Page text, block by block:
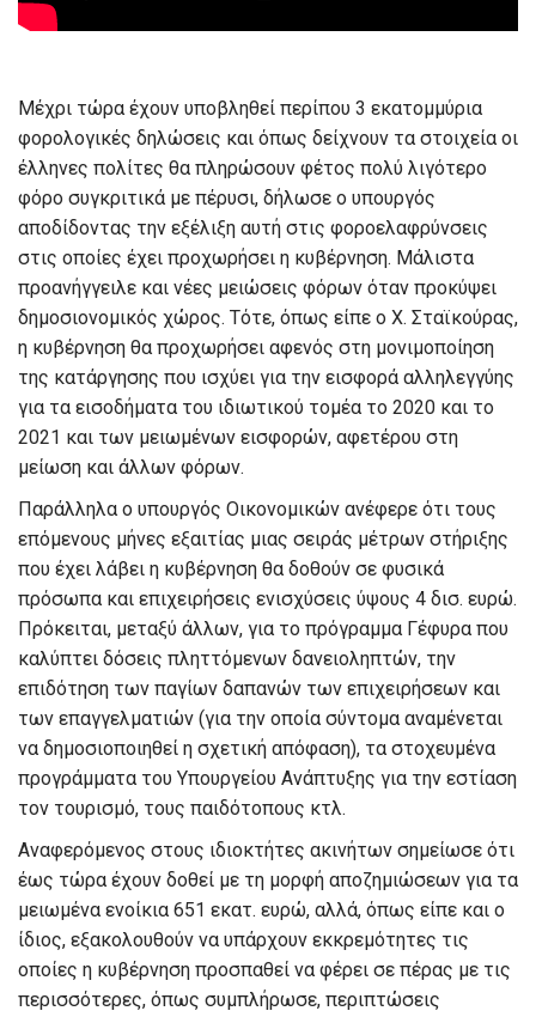
Μέχρι τώρα έχουν υποβληθεί περίπου 3 εκατομμύρια
φορολογικές δηλώσεις και όπως δείχνουν τα στοιχεία οι
έλληνες πολίτες θα πληρώσουν φέτος πολύ λιγότερο
φόρο συγκριτικά με πέρυσι, δήλωσε ο υπουργός
αποδίδοντας την εξέλιξη αυτή στις φοροελαφρύνσεις
στις οποίες έχει προχωρήσει η κυβέρνηση. Μάλιστα
προανήγγειλε και νέες μειώσεις φόρων όταν προκύψει
δημοσιονομικός χώρος. Τότε, όπως είπε ο Χ. Σταϊκούρας,
η κυβέρνηση θα προχωρήσει αφενός στη μονιμοποίηση
της κατάργησης που ισχύει για την εισφορά αλληλεγγύης
για τα εισοδήματα του ιδιωτικού τομέα το 2020 και το
2021 και των μειωμένων εισφορών, αφετέρου στη
μείωση και άλλων φόρων.
Παράλληλα ο υπουργός Οικονομικών ανέφερε ότι τους
επόμενους μήνες εξαιτίας μιας σειράς μέτρων στήριξης
που έχει λάβει η κυβέρνηση θα δοθούν σε φυσικά
πρόσωπα και επιχειρήσεις ενισχύσεις ύψους 4 δισ. ευρώ.
Πρόκειται, μεταξύ άλλων, για το πρόγραμμα Γέφυρα που
καλύπτει δόσεις πληττόμενων δανειοληπτών, την
επιδότηση των παγίων δαπανών των επιχειρήσεων και
των επαγγελματιών (για την οποία σύντομα αναμένεται
να δημοσιοποιηθεί η σχετική απόφαση), τα στοχευμένα
προγράμματα του Υπουργείου Ανάπτυξης για την εστίαση
τον τουρισμό, τους παιδότοπους κτλ.
Αναφερόμενος στους ιδιοκτήτες ακινήτων σημείωσε ότι
έως τώρα έχουν δοθεί με τη μορφή αποζημιώσεων για τα
μειωμένα ενοίκια 651 εκατ. ευρώ, αλλά, όπως είπε και ο
ίδιος, εξακολουθούν να υπάρχουν εκκρεμότητες τις
οποίες η κυβέρνηση προσπαθεί να φέρει σε πέρας με τις
περισσότερες, όπως συμπλήρωσε, περιπτώσεις